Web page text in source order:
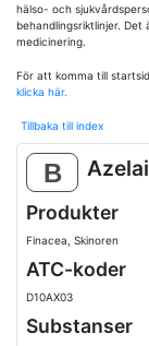
hälso- och
behandlingsriktlinjer.
medicinering.
För att komma till
klicka här.
Tillbaka till index
B
Produkter
Finacea, Skinoren
ATC-koder
D10AX03
Substanser